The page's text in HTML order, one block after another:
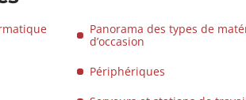
Panorama des types de
d’occasion
Périphériques